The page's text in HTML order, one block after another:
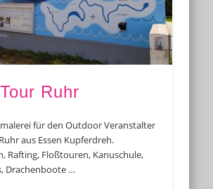
Ruhr
für den Outdoor Veranstalter
aus Essen Kupferdreh.
Rafting, Floßtouren, Kanuschule,
Drachenboote …